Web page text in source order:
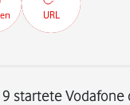
URL
startete Vodafone